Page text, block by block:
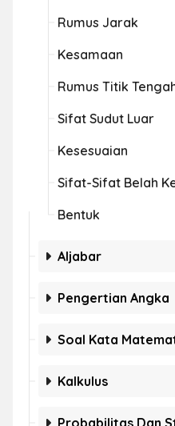
Rumus Jarak
Kesamaan
Rumus Titik
Sifat Sudut Luar
Kesesuaian
Sifat-Sifat Belah
Bentuk
Aljabar
Pengertian Angka
Soal Kata
Kalkulus
Probabilitas Dan